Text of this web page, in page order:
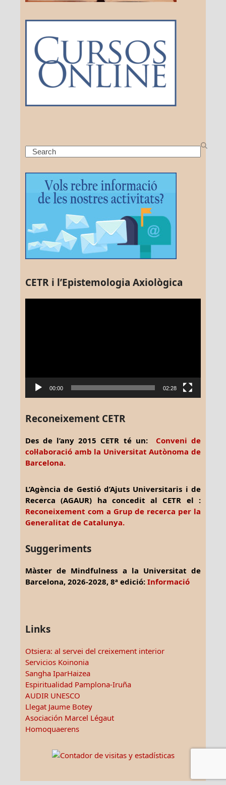
Search
CETR i l’Epistemologia Axiològica
00:00 02:28
Reconeixement CETR
Des de l’any 2015 CETR té un: Conveni de
col·laboració amb la Universitat Autònoma de
Barcelona.
L’Agència de Gestió d’Ajuts Universitaris i de
Recerca (AGAUR) ha concedit al CETR el :
Reconeixement com a Grup de recerca per la
Generalitat de Catalunya.
Suggeriments
Màster de Mindfulness a la Universitat de
Barcelona, 2026-2028, 8ª edició: Informació
Links
Otsiera: al servei del creixement interior
Servicios Koinonia
Sangha IparHaizea
Espiritualidad Pamplona-Iruña
AUDIR UNESCO
Llegat Jaume Botey
Asociación Marcel Légaut
Homoquaerens